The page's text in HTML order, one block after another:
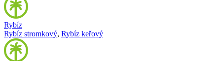
Rybíz
Rybíz stromkový, Rybíz keřový